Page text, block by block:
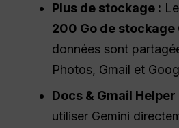
Plus de stockage :
200 Go de stockage
données sont
Photos, Gmail et
Docs & Gmail Helper
utiliser Gemini